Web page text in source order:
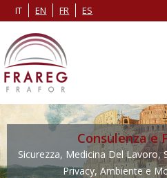
IT EN FR ES
Consulenza e
Sicurezza, Medicina Del Lavoro,
Privacy, Ambiente e